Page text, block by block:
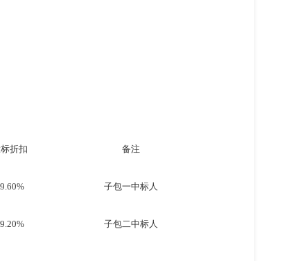
折扣 备注
子包一中标人
子包二中标人